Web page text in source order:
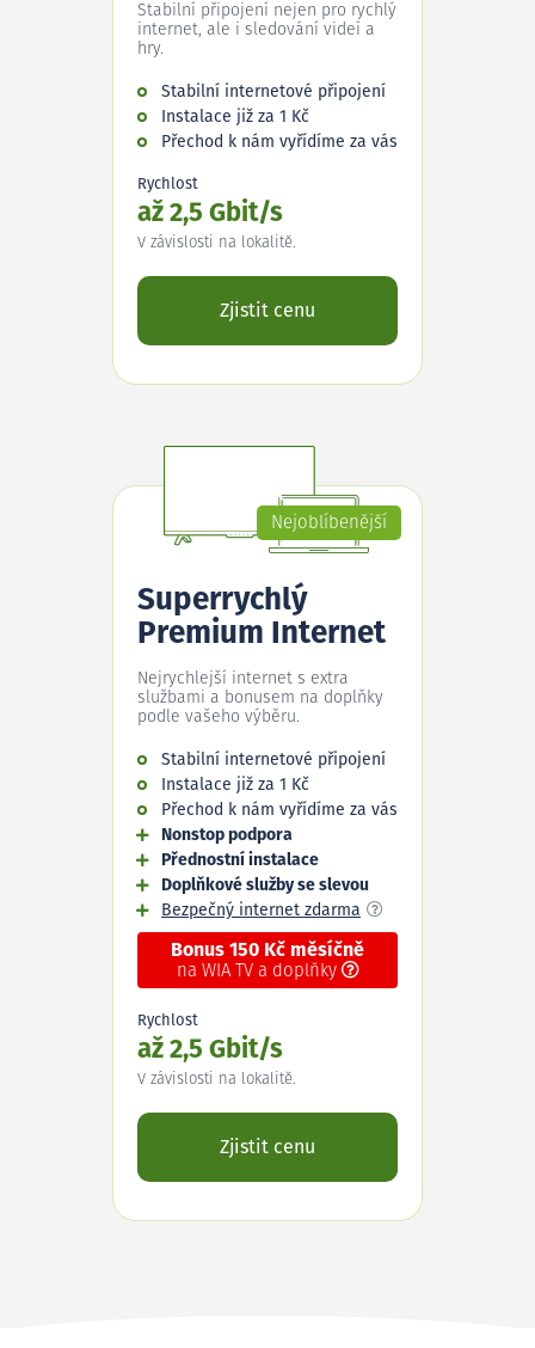
Stabilní připojení nejen pro rychlý
internet, ale i sledování videí a
hry.
Stabilní internetové připojení
Instalace již za 1 Kč
Přechod k nám vyřídíme za vás
Rychlost
až 2,5 Gbit/s
V závislosti na lokalitě.
Zjistit cenu
Nejoblíbenější
Superrychlý
Premium Internet
Nejrychlejší internet s extra
službami a bonusem na doplňky
podle vašeho výběru.
Stabilní internetové připojení
Instalace již za 1 Kč
Přechod k nám vyřídíme za vás
Nonstop podpora
Přednostní instalace
Doplňkové služby se slevou
Bezpečný internet zdarma
Bonus 150 Kč měsíčně
na WIA TV a doplňky
Rychlost
až 2,5 Gbit/s
V závislosti na lokalitě.
Zjistit cenu